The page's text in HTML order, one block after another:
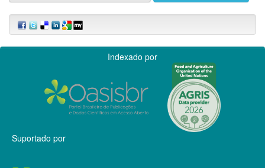
Indexado por
Suportado por